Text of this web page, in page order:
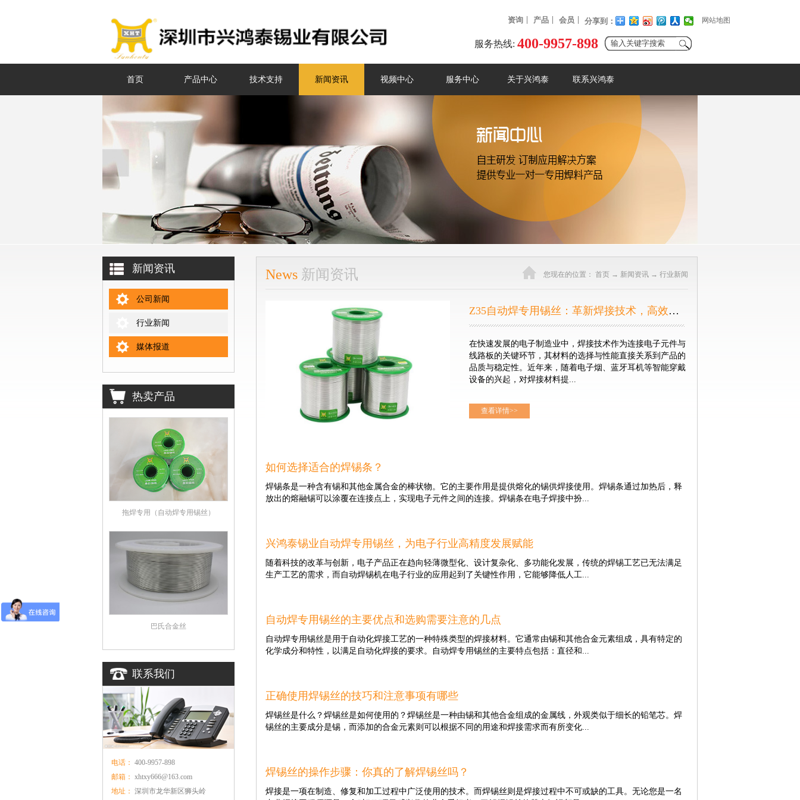
网站地图
资询 产品 会员 分享到：
服务热线: 400-9957-898
首页 产品中心 技术支持 新闻资讯 视频中心 服务中心 关于兴鸿泰 联系兴鸿泰
新闻资讯
公司新闻
行业新闻
媒体报道
热卖产品
拖焊专用（自动焊专用锡丝）
巴氏合金丝
联系我们
电话： 400-9957-898
邮箱： xhtxy666@163.com
地址： 深圳市龙华新区狮头岭
News 新闻资讯 您现在的位置： 首页 → 新闻资讯 → 行业新闻
Z35自动焊专用锡丝：革新焊接技术，高效替代3个银焊锡丝！
在快速发展的电子制造业中，焊接技术作为连接电子元件与
线路板的关键环节，其材料的选择与性能直接关系到产品的
品质与稳定性。近年来，随着电子烟、蓝牙耳机等智能穿戴
设备的兴起，对焊接材料提...
出了更高更精细的要求。正是在这样的背景下，兴鸿泰Z35
锡丝，作为这一领域的革新者，成功实现了对高银焊锡丝的
有效替代，不仅大大降低了生产成本，更在多项关键性能指
的结合层，有效减少氧化物的产生，提高焊接效率与质量。
而优异的流动性则确保了焊锡能够均匀、顺畅地填充到每一
个细微的缝隙中，实现无缝连接，增强了焊接点的牢固性和
增，为制造商节省了大量材料成本。此外，其强大的穿透力
实现精准焊接，大大提高了生产效率。 牢固、光亮，提升产
品美观度焊接后的成品不仅要求功能可靠，外观也同样重
兴鸿泰Z35自动焊专用焊锡丝在电子烟、蓝牙耳机...
查看详情>>
如何选择适合的焊锡条？
焊锡条是一种含有锡和其他金属合金的棒状物。它的主要作用是提供熔化的锡供焊接使用。焊锡条通过加热后，释
放出的熔融锡可以涂覆在连接点上，实现电子元件之间的连接。焊锡条在电子焊接中扮...
点1、易于使用：焊锡条通常采用棒状设计，方便握持和操作。焊工可以根据需要自行调整焊锡条的长度，以适应不
同的焊接任务。2、高温熔点：焊锡条的合金成分使其具有较高的熔点，可以在焊接过程中提供稳定的熔化状态。这
种特性使得焊锡条可以在高温环境下使用，确保焊接的可靠性。3、良好的流动性：熔化后的焊锡条具有良好的流动
接任务需要不同成分的焊锡条。一般情况下，含锡量较高的焊锡条适合于通用焊接任务，而含有其他金属元素的焊
也是选择的关键因素。直径较细的焊锡条适合于小型电子元件的精细焊接，而直径较粗的焊锡条则适合于大型焊接
任务。长度则...
兴鸿泰锡业自动焊专用锡丝，为电子行业高精度发展赋能
随着科技的改革与创新，电子产品正在趋向轻薄微型化、设计复杂化、多功能化发展，传统的焊锡工艺已无法满足
生产工艺的需求，而自动焊锡机在电子行业的应用起到了关键性作用，它能够降低人工...
性能要求。而市面上多数焊锡丝厂家的焊锡材料在上锡时无法一次拖焊到位，从而影响产品质量与生产效率，同时
也增加了企业的生产成本。在此背景之下，兴鸿泰锡业作为一家集电子锡焊料设计开发、生产制造、市场销售于一
体的企业，不断研发创新，优化产品性能，提升产品品质，推出自动焊专用锡丝，广泛应用于家电、通讯、光伏、
汽车电子、医疗器械等领域，并赢得了广大客户的青睐与信任。兴鸿泰锡业生产的环保无铅自动焊锡机专用焊锡
焊接过程中的稳定性和一致性，减少了焊接缺陷的发生概率，使焊接过程更加可控，减少焊接应力和变形。作为焊
校、科研机构的紧密合作，已然成为行业内深具影响力的优秀企业，并凭借创新产品和完善的服务，成功应对了行
业挑战，取得了持续性增长。展...
自动焊专用锡丝的主要优点和选购需要注意的几点
自动焊专用锡丝是用于自动化焊接工艺的一种特殊类型的焊接材料。它通常由锡和其他合金元素组成，具有特定的
化学成分和特性，以满足自动化焊接的要求。自动焊专用锡丝的主要特点包括：直径和...
等。熔点：自动焊专用锡丝的熔点通常较低，以确保在自动焊接过程中能够快速熔化和流动。流动性：自动焊专用
锡丝具有良好的流动性，能够在焊接过程中迅速填充焊缝，并形成均匀的焊接接头。抗氧化性：自动焊专用锡丝通
常含有抗氧化剂，以减少在焊接过程中锡丝与空气接触而导致的氧化问题。可靠性：自动焊专用锡丝经过特殊处
虑：1、合金成分：自动焊专用锡丝通常是通过在锡中添加其他合金元素来改善其性能。这些合金元素可以提供更好
同合金成分的锡丝。2、焊接材料的适用性：自动焊专用锡丝需要与要焊接的基材相匹配。不同的基材，如钢、铝、
正确使用焊锡丝的技巧和注意事项有哪些
焊锡丝是什么？焊锡丝是如何使用的？焊锡丝是一种由锡和其他合金组成的金属线，外观类似于细长的铅笔芯。焊
锡丝的主要成分是锡，而添加的合金元素则可以根据不同的用途和焊接需求而有所变化...
锡丝在电子行业中扮演着重要的角色。它被广泛用于连接电路板上的元件，如电阻器、电容器和集成电路。焊锡丝
能够提供可靠的连接，并确保电流的顺畅传导。在制造业中，焊锡丝被用于制作电子产品、汽车零部件和其他精密
焊锡丝的操作步骤：你真的了解焊锡丝吗？
焊接是一项在制造、修复和加工过程中广泛使用的技术。而焊锡丝则是焊接过程中不可或缺的工具。无论您是一名